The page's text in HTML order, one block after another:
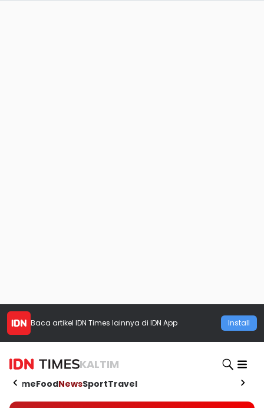
Baca artikel IDN Times lainnya di IDN App Install
KALTIM
HomeFoodNewsSportTravel